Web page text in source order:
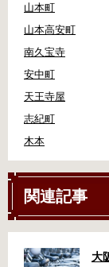
山本町
山本高安町
南久宝寺
安中町
天王寺屋
志紀町
木本
関連記事
大